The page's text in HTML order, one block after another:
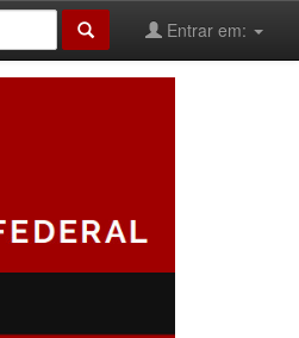
Entrar em: